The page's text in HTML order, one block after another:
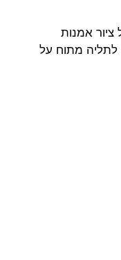
אמנות
לתליה מתוח על